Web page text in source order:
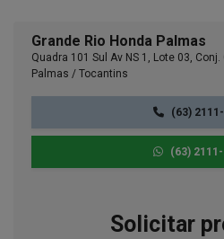
Grande Rio Honda Palmas
Quadra 101 Sul Av NS 1, Lote 03, Conj.
Palmas / Tocantins
(63)
(63)
Solicitar